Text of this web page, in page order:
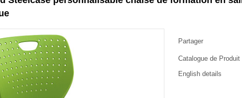
Partager
Catalogue de Produit
English details